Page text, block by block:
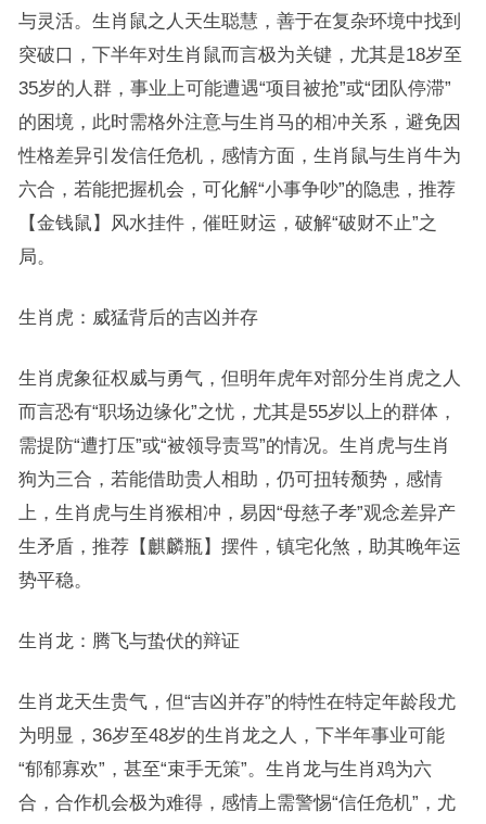
与灵活。生肖鼠之人天生聪慧，善于在复杂环境中找到
突破口，下半年对生肖鼠而言极为关键，尤其是18岁至
35岁的人群，事业上可能遭遇“项目被抢”或“团队停滞”
的困境，此时需格外注意与生肖马的相冲关系，避免因
性格差异引发信任危机，感情方面，生肖鼠与生肖牛为
六合，若能把握机会，可化解“小事争吵”的隐患，推荐
【金钱鼠】风水挂件，催旺财运，破解“破财不止”之
局。
生肖虎：威猛背后的吉凶并存
生肖虎象征权威与勇气，但明年虎年对部分生肖虎之人
而言恐有“职场边缘化”之忧，尤其是55岁以上的群体，
需提防“遭打压”或“被领导责骂”的情况。生肖虎与生肖
狗为三合，若能借助贵人相助，仍可扭转颓势，感情
上，生肖虎与生肖猴相冲，易因“母慈子孝”观念差异产
生矛盾，推荐【麒麟瓶】摆件，镇宅化煞，助其晚年运
势平稳。
生肖龙：腾飞与蛰伏的辩证
生肖龙天生贵气，但“吉凶并存”的特性在特定年龄段尤
为明显，36岁至48岁的生肖龙之人，下半年事业可能
“郁郁寡欢”，甚至“束手无策”。生肖龙与生肖鸡为六
合，合作机会极为难得，感情上需警惕“信任危机”，尤